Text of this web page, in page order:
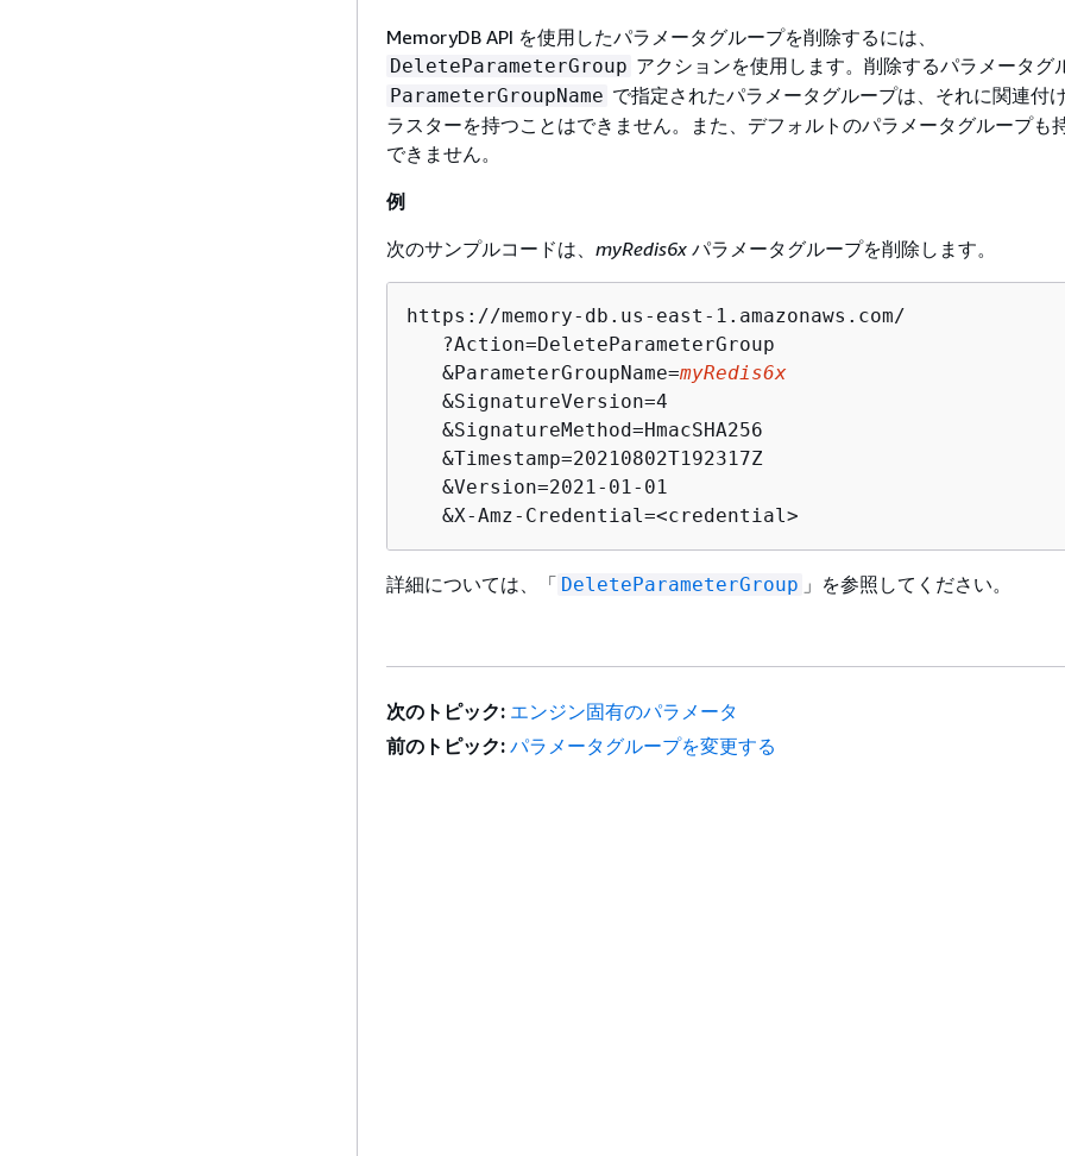
MemoryDB API を使用したパラメータグループを削除するには、
DeleteParameterGroup アクションを使用します。削除するパラメータグ
ParameterGroupName で指定されたパラメータグループは、それに関連付
ラスターを持つことはできません。また、デフォルトのパラメータグループも
できません。
例
次のサンプルコードは、 myRedis6x パラメータグループを削除します。
https://memory-db.us-east-1.amazonaws.com/
   ?Action=DeleteParameterGroup
   &ParameterGroupName=
myRedis6x
   &SignatureVersion=4
   &SignatureMethod=HmacSHA256
   &Timestamp=20210802T192317Z
   &Version=2021-01-01
   &X-Amz-Credential=<credential>
詳細については、「 DeleteParameterGroup 」を参照してください。
次のトピック: エンジン固有のパラメータ
前のトピック: パラメータグループを変更する